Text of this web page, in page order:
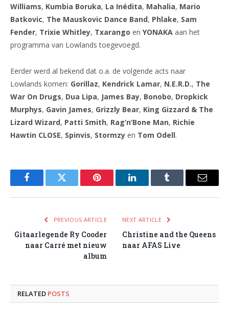
Williams, Kumbia Boruka, La Inédita, Mahalia, Mario
Batkovic, The Mauskovic Dance Band, Phlake, Sam
Fender, Trixie Whitley, Txarango en YONAKA aan het
programma van Lowlands toegevoegd.
Eerder werd al bekend dat o.a. de volgende acts naar
Lowlands komen: Gorillaz, Kendrick Lamar, N.E.R.D., The
War On Drugs, Dua Lipa, James Bay, Bonobo, Dropkick
Murphys, Gavin James, Grizzly Bear, King Gizzard & The
Lizard Wizard, Patti Smith, Rag’n’Bone Man, Richie
Hawtin CLOSE, Spinvis, Stormzy en Tom Odell.
FacebookTwitter Pinterest LinkedInTumblr Email
PREVIOUS ARTICLE
Gitaarlegende Ry Cooder
naar Carré met nieuw
album
NEXT ARTICLE
Christine and the Queens
naar AFAS Live
RELATED POSTS